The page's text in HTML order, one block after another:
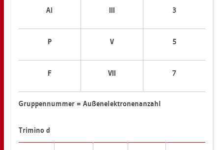
Al III 3
P V 5
F VII 7
Grup­pen­num­mer = Au­ßen­elek­tro­nen­an­zahl
Tri­mi­no d